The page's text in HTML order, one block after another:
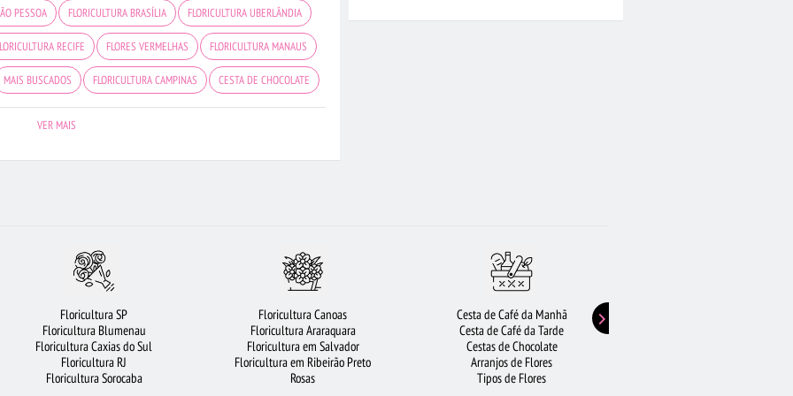
PESSOA FLORICULTURA BRASÍLIA FLORICULTURA UBERLÂNDIA
RECIFE FLORES VERMELHAS FLORICULTURA MANAUS
MAIS BUSCADOS FLORICULTURA CAMPINAS CESTA DE CHOCOLATE
FLORICULTURA BARUERI
FLORICULTURA FORTALEZA FLORICULTURA SANTOS
VERMELHAS FLORICULTURA SANTO ANDRÉ FLORES
FLORICULTURA GOIÂNIA FLORICULTURA RJ
VER MAIS
Floricultura SP
Floricultura Blumenau
Floricultura Caxias do Sul
Floricultura RJ
Floricultura Sorocaba
Floricultura Canoas
Floricultura Araraquara
Floricultura em Salvador
Floricultura em Ribeirão Preto
Rosas
Cesta de Café da Manhã
Cesta de Café da Tarde
Cestas de Chocolate
Arranjos de Flores
Tipos de Flores